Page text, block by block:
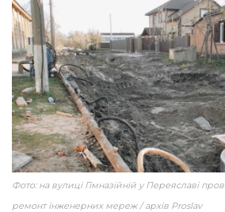
Фото: на вулиці Гімназійній у Переяславі
ремонт інженерних мереж / архів Proslav